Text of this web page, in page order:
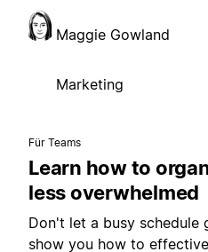
Maggie Gowland
Marketing
Für Teams
Learn how to
less overwhelmed
Don't let a busy schedule
show you how to